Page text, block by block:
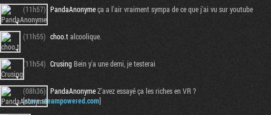
(11h57) PandaAnonymeça a l'air vraiment sympa de ce que j'ai vu sur youtube
(11h55) choo.talcoolique.
(11h54) CrusingBein y'a une demi, je testerai
(08h36) PandaAnonymeZ'avez essayé ça les riches en VR ?
[store.steampowered.com]